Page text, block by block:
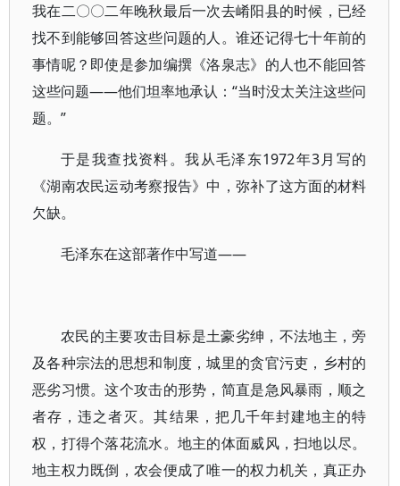
我在二〇〇二年晚秋最后一次去崤阳县的时候，已经
找不到能够回答这些问题的人。谁还记得七十年前的
事情呢？即使是参加编撰《洛泉志》的人也不能回答
这些问题——他们坦率地承认：“当时没太关注这些问
题。”
于是我查找资料。我从毛泽东1972年3月写的
《湖南农民运动考察报告》中，弥补了这方面的材料
欠缺。
毛泽东在这部著作中写道——
农民的主要攻击目标是土豪劣绅，不法地主，旁
及各种宗法的思想和制度，城里的贪官污吏，乡村的
恶劣习惯。这个攻击的形势，简直是急风暴雨，顺之
者存，违之者灭。其结果，把几千年封建地主的特
权，打得个落花流水。地主的体面威风，扫地以尽。
地主权力既倒，农会便成了唯一的权力机关，真正办